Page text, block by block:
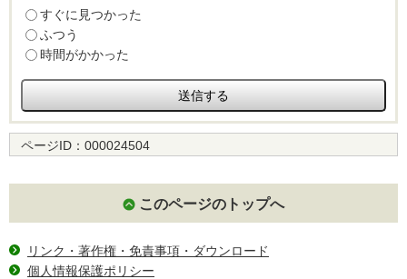
すぐに見つかった
ふつう
時間がかかった
ページID： 000024504
このページのトップへ
リンク・著作権・免責事項・ダウンロード
個人情報保護ポリシー